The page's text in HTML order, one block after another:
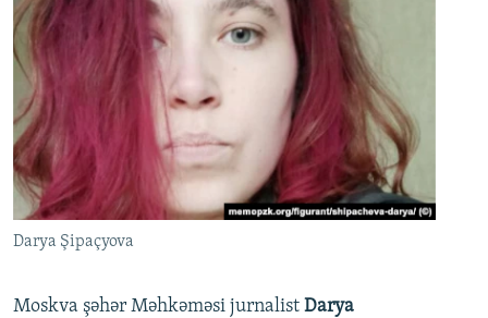
Darya Şipaçyova
Moskva şəhər Məhkəməsi jurnalist Darya